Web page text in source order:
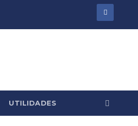
UTILIDADES